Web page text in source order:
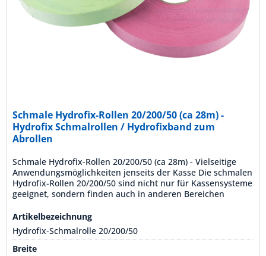
Schmale Hydrofix-Rollen 20/200/50 (ca 28m) -
Hydrofix Schmalrollen / Hydrofixband zum
Abrollen
Schmale Hydrofix-Rollen 20/200/50 (ca 28m) - Vielseitige
Anwendungsmöglichkeiten jenseits der Kasse Die schmalen
Hydrofix-Rollen 20/200/50 sind nicht nur für Kassensysteme
geeignet, sondern finden auch in anderen Bereichen
einer Grammatur von 120g sind diese Rollen aus HYDROFIX-
Papier besonders robust und langlebig. Sie...
Artikelbezeichnung
Hydrofix-Schmalrolle 20/200/50
Breite